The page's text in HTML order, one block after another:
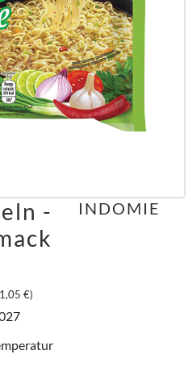
-
€)
INDOMIE